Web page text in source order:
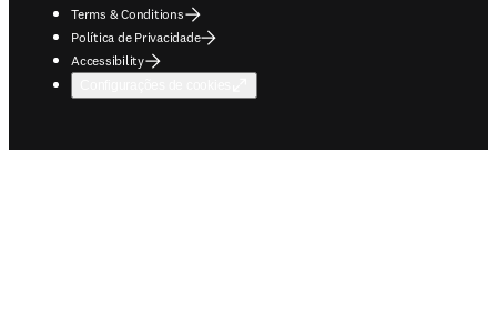
Terms & Conditions
Política de Privacidade
Accessibility